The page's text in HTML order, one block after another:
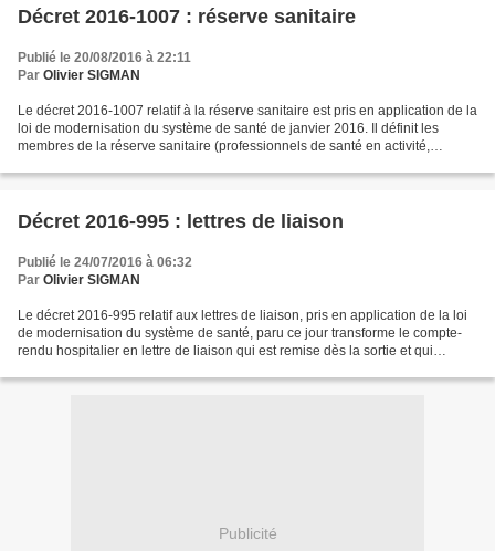
Décret 2016-1007 : réserve sanitaire
Publié le 20/08/2016 à 22:11
Par Olivier SIGMAN
Le décret 2016-1007 relatif à la réserve sanitaire est pris en application de la
loi de modernisation du système de santé de janvier 2016. Il définit les
membres de la réserve sanitaire (professionnels de santé en activité,
Décret 2016-995 : lettres de liaison
Publié le 24/07/2016 à 06:32
Par Olivier SIGMAN
Le décret 2016-995 relatif aux lettres de liaison, pris en application de la loi
de modernisation du système de santé, paru ce jour transforme le compte-
rendu hospitalier en lettre de liaison qui est remise dès la sortie et qui
Publicité